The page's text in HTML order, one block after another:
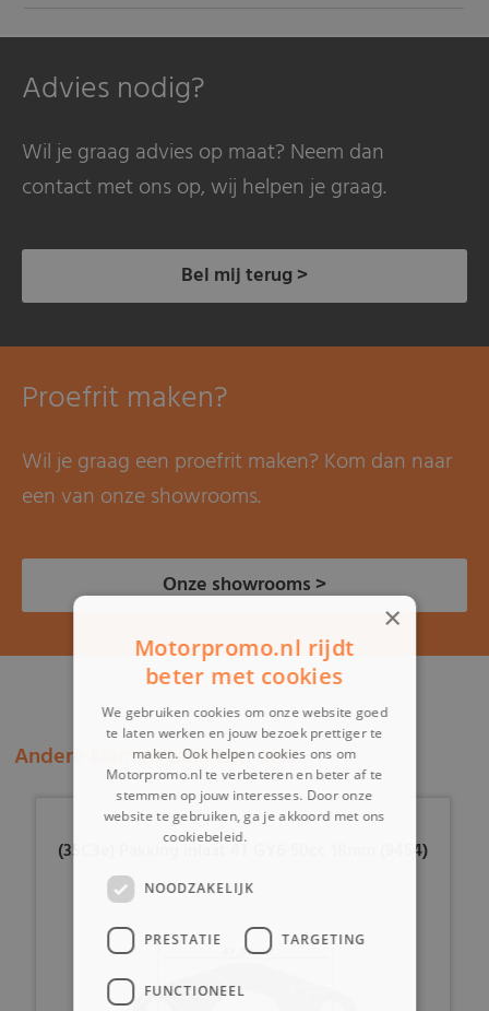
Advies nodig?
Wil je graag advies op maat? Neem dan
contact met ons op, wij helpen je graag.
Bel mij terug >
Proefrit maken?
Wil je graag een proefrit maken? Kom dan naar
een van onze showrooms.
Onze showrooms >
Andere klanten bekeken ook:
(35C3e) Pakking inlaat 4T GY6 50cc 18mm (9454)
×
Motorpromo.nl rijdt
beter met cookies
We gebruiken cookies om onze website goed
te laten werken en jouw bezoek prettiger te
maken. Ook helpen cookies ons om
Motorpromo.nl te verbeteren en beter af te
stemmen op jouw interesses. Door onze
website te gebruiken, ga je akkoord met ons
cookiebeleid.
NOODZAKELIJK
PRESTATIE TARGETING
FUNCTIONEEL